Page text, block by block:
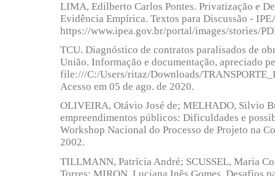
LIMA, Edilberto Carlos Pontes. Privatização e
Evidência Empírica. Textos para Discussão -
https://www.ipea.gov.br/portal/images/stories/
TCU. Diagnóstico de contratos paralisados de
União. Informação e documentação, apreciado
file:///C:/Users/ritaz/Downloads/
Acesso em 05 de ago. de 2020.
OLIVEIRA, Otávio José de; MELHADO, Silvio
empreendimentos públicos: Dificuldades e
Workshop Nacional do Processo de Projeto na
2002.
TILLMANN, Patrícia André; SCUSSEL, Maria
Torres; MIRON, Luciana Inês Gomes. Desafios